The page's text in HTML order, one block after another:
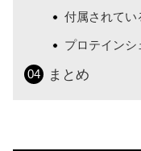
付属されてい
プロテインシ
まとめ